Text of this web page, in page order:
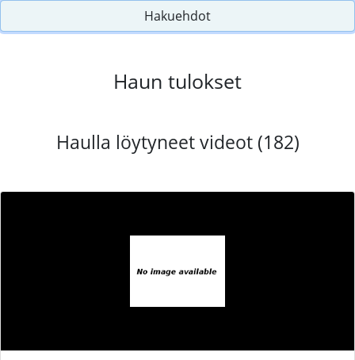
Hakuehdot
Haun tulokset
Haulla löytyneet videot (182)